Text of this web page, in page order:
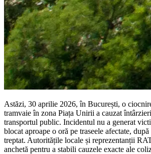
Astăzi, 30 aprilie 2026, în București, o
tramvaie în zona Piața Unirii a cauzat
transportul public. Incidentul nu a generat
blocat aproape o oră pe traseele afectate,
treptat. Autoritățile locale și reprezentanții
anchetă pentru a stabili cauzele exacte ale